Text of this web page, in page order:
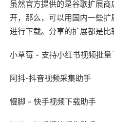
虽然官方提供的是谷歌扩展
开，那么，可以用国内一些
进行下载。分享的扩展都是比
小草莓 - 支持小红书视频批量
阿抖-抖音视频采集助手
慢脚 - 快手视频下载助手